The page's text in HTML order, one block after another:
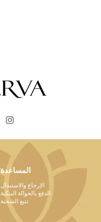
المساعدة
الإرجاع والاستبدال
الدفع بالحوالة البنكية
تتبع الشحنة